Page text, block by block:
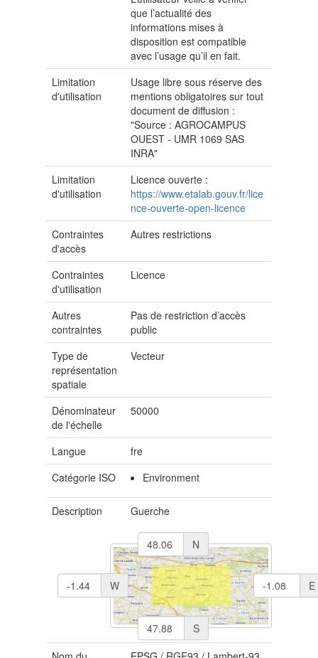
que l’actualité des
informations mises à
disposition est compatible
avec l’usage qu’il en fait.
Limitation
d'utilisation
Usage libre sous réserve des
mentions obligatoires sur tout
document de diffusion :
"Source : AGROCAMPUS
OUEST - UMR 1069 SAS
INRA"
Limitation
d'utilisation
Licence ouverte :
https://www.etalab.gouv.fr/lice
nce-ouverte-open-licence
Contraintes
d'accès
Autres restrictions
Contraintes
d'utilisation
Licence
Autres
contraintes
Pas de restriction d’accès
public
Type de
représentation
spatiale
Vecteur
Dénominateur
de l'échelle
50000
Langue
fre
Catégorie ISO
Environment
Description Guerche
N
S
E
W